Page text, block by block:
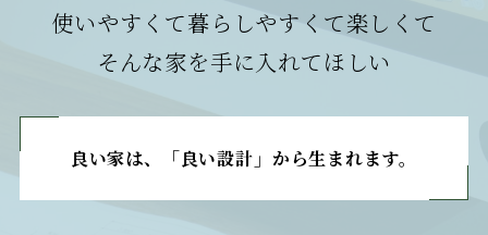
使いやすくて暮らしやすくて楽しくて
そんな家を手に入れてほしい
良い家は、「良い設計 」 から生まれます。